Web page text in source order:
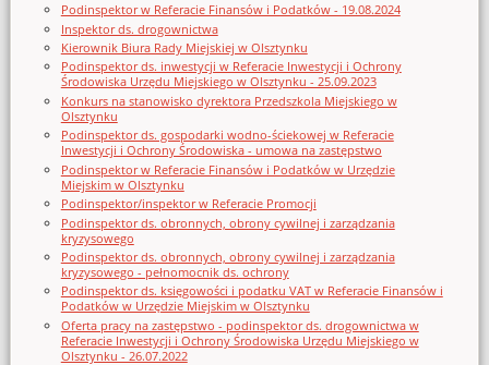
Podinspektor w Referacie Finansów i Podatków - 19.08.2024
Inspektor ds. drogownictwa
Kierownik Biura Rady Miejskiej w Olsztynku
Podinspektor ds. inwestycji w Referacie Inwestycji i Ochrony
Środowiska Urzędu Miejskiego w Olsztynku - 25.09.2023
Konkurs na stanowisko dyrektora Przedszkola Miejskiego w
Olsztynku
Podinspektor ds. gospodarki wodno-ściekowej w Referacie
Inwestycji i Ochrony Środowiska - umowa na zastępstwo
Podinspektor w Referacie Finansów i Podatków w Urzędzie
Miejskim w Olsztynku
Podinspektor/inspektor w Referacie Promocji
Podinspektor ds. obronnych, obrony cywilnej i zarządzania
kryzysowego
Podinspektor ds. obronnych, obrony cywilnej i zarządzania
kryzysowego - pełnomocnik ds. ochrony
Podinspektor ds. księgowości i podatku VAT w Referacie Finansów i
Podatków w Urzędzie Miejskim w Olsztynku
Oferta pracy na zastępstwo - podinspektor ds. drogownictwa w
Referacie Inwestycji i Ochrony Środowiska Urzędu Miejskiego w
Olsztynku - 26.07.2022